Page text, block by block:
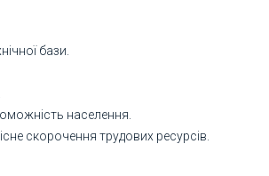
бази.
населення.
скорочення трудових ресурсів.